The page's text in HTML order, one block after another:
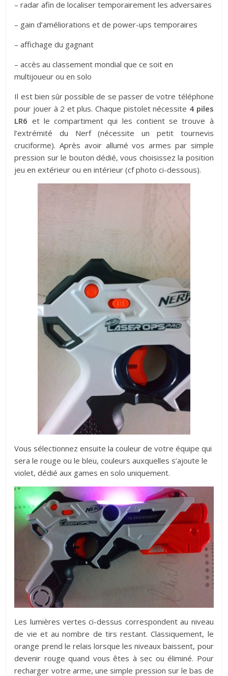
– radar afin de localiser temporairement les adversaires
– gain d’améliorations et de power-ups temporaires
– affichage du gagnant
– accès au classement mondial que ce soit en
multijoueur ou en solo
Il est bien sûr possible de se passer de votre téléphone
pour jouer à 2 et plus. Chaque pistolet nécessite 4 piles
LR6 et le compartiment qui les contient se trouve à
l’extrémité du Nerf (nécessite un petit tournevis
cruciforme). Après avoir allumé vos armes par simple
pression sur le bouton dédié, vous choisissez la position
jeu en extérieur ou en intérieur (cf photo ci-dessous).
Vous sélectionnez ensuite la couleur de votre équipe qui
sera le rouge ou le bleu, couleurs auxquelles s’ajoute le
violet, dédié aux games en solo uniquement.
Les lumières vertes ci-dessus correspondent au niveau
de vie et au nombre de tirs restant. Classiquement, le
orange prend le relais lorsque les niveaux baissent, pour
devenir rouge quand vous êtes à sec ou éliminé. Pour
recharger votre arme, une simple pression sur le bas de